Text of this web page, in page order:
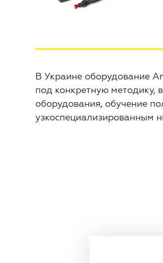
В Украине оборудование
под конкретную методику,
оборудования, обучение
узкоспециализированным